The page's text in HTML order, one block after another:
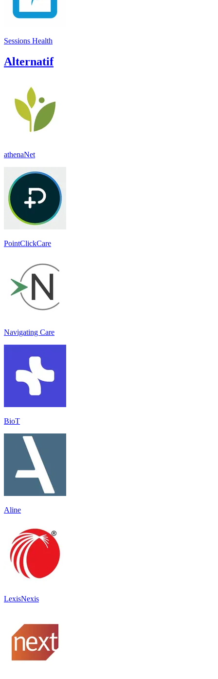
Sessions Health
Alternatif
athenaNet
PointClickCare
Navigating Care
BioT
Aline
LexisNexis